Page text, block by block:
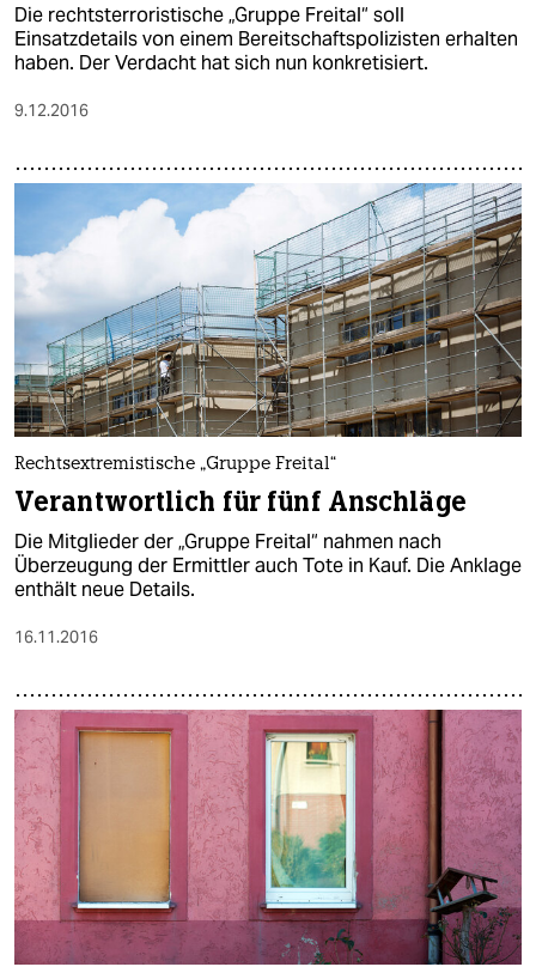
Die rechtsterroristische „Gruppe Freital“ soll
Einsatzdetails von einem Bereitschaftspolizisten erhalten
haben. Der Verdacht hat sich nun konkretisiert.
9.12.2016
Rechtsextremistische „Gruppe Freital“
Verantwortlich für fünf Anschläge
Die Mitglieder der „Gruppe Freital“ nahmen nach
Überzeugung der Ermittler auch Tote in Kauf. Die Anklage
enthält neue Details.
16.11.2016